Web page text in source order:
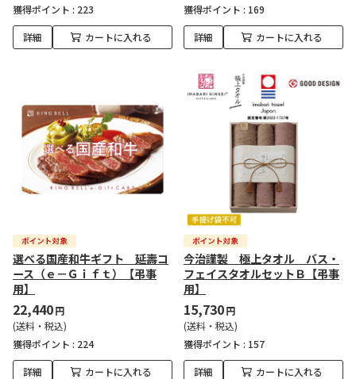
獲得ポイント : 223
詳細 カートに入れる
獲得ポイント : 169
詳細 カートに入れる
選べる国産和牛ギフト 延壽コ
ース（ｅ－Ｇｉｆｔ）【弔事
用】
22,440円
(送料・税込)
獲得ポイント : 224
詳細 カートに入れる
今治謹製 極上タオル バス・
フェイスタオルセットＢ【弔事
用】
15,730円
(送料・税込)
獲得ポイント : 157
詳細 カートに入れる